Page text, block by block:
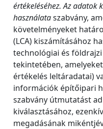
értékeléséhez. Az adatok
használataszabvány,
követelményeket
(LCA) kiszámításához
technológiai és
tekintetében,
értékelés leltáradatai)
információk építőipari
szabvány útmutatást
kiválasztásához,
megadásának